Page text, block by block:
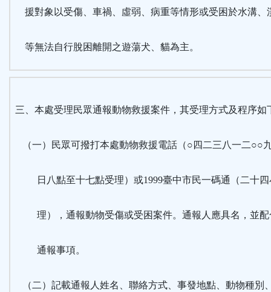
援對象以受傷、車禍、虛弱、病重等情形或受困於水溝、
等無法自行脫困離開之遊蕩犬、貓為主。
三、本處受理民眾通報動物救援案件，其受理方式及程序如
（一）民眾可撥打本處動物救援電話（○四二三八一二○○
日八點至十七點受理）或1999臺中市民一碼通（二十四
理），通報動物受傷或受困案件。通報人應具名，並配
通報事項。
（二）記載通報人姓名、聯絡方式、事發地點、動物種別